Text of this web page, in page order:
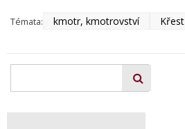
Témata: kmotr, kmotrovství Křest